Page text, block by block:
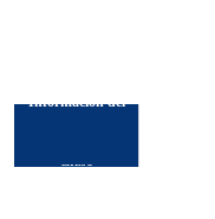
Información del
curso